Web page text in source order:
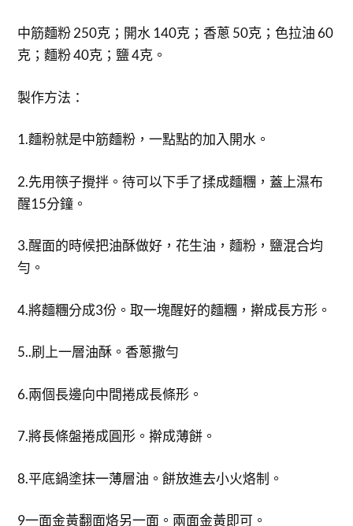
中筋麵粉 250克；開水 140克；香蔥 50克；色拉油 60
克；麵粉 40克；鹽 4克。
製作方法：
1.麵粉就是中筋麵粉，一點點的加入開水。
2.先用筷子攪拌。待可以下手了揉成麵糰，蓋上濕布
醒15分鐘。
3.醒面的時候把油酥做好，花生油，麵粉，鹽混合均
勻。
4.將麵糰分成3份。取一塊醒好的麵糰，擀成長方形。
5..刷上一層油酥。香蔥撒勻
6.兩個長邊向中間捲成長條形。
7.將長條盤捲成圓形。擀成薄餅。
8.平底鍋塗抹一薄層油。餅放進去小火烙制。
9一面金黃翻面烙另一面。兩面金黃即可。